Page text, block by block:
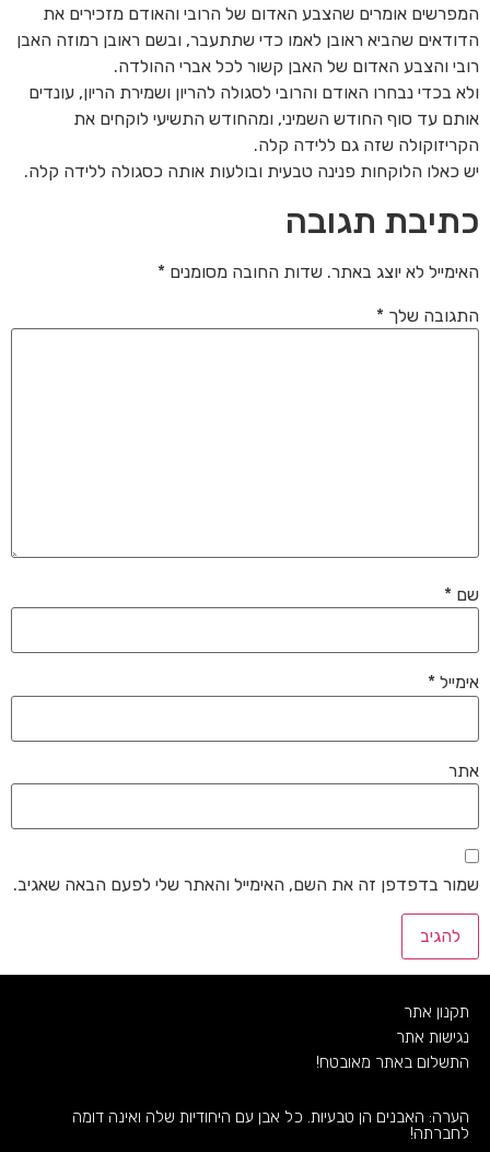
המפרשים אומרים שהצבע האדום של הרובי והאודם מזכירים את
הדודאים שהביא ראובן לאמו כדי שתתעבר, ובשם ראובן רמוזה האבן
רובי והצבע האדום של האבן קשור לכל אברי ההולדה.
ולא בכדי נבחרו האודם והרובי לסגולה להריון ושמירת הריון, עונדים
אותם עד סוף החודש השמיני, ומהחודש התשיעי לוקחים את
הקריזוקולה שזה גם ללידה קלה.
יש כאלו הלוקחות פנינה טבעית ובולעות אותה כסגולה ללידה קלה.
כתיבת תגובה
האימייל לא יוצג באתר. שדות החובה מסומנים *
התגובה שלך *
שם *
אימייל *
אתר
שמור בדפדפן זה את השם, האימייל והאתר שלי לפעם הבאה שאגיב.
תקנון אתר
נגישות אתר
התשלום באתר מאובטח!
הערה: האבנים הן טבעיות. כל אבן עם היחודיות שלה ואינה דומה
לחברתה!